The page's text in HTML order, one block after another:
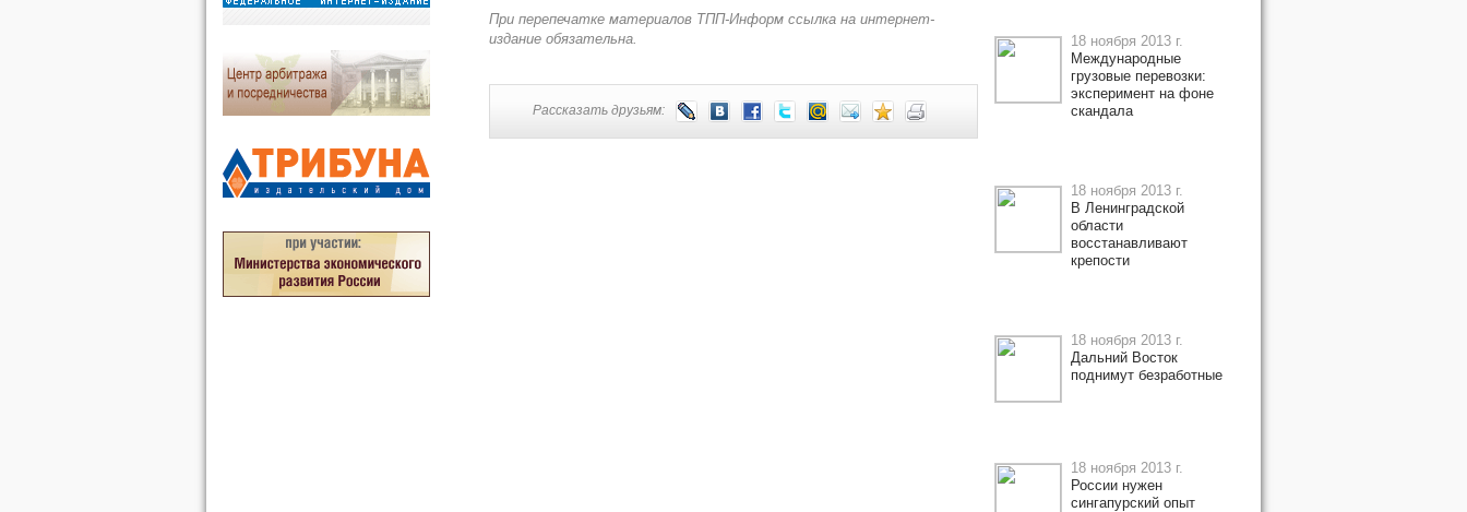
При перепечатке материалов ТПП-Информ ссылка на интернет-
издание обязательна.
Рассказать друзьям:
18 ноября 2013 г.
Международные
грузовые перевозки:
эксперимент на фоне
скандала
18 ноября 2013 г.
В Ленинградской
области
восстанавливают
крепости
18 ноября 2013 г.
Дальний Восток
поднимут безработные
18 ноября 2013 г.
России нужен
сингапурский опыт